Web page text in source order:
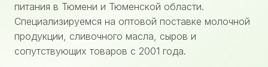
питания в Тюмени и Тюменской области.
Специализируемся на оптовой поставке молочной
продукции, сливочного масла, сыров и
сопутствующих товаров с 2001 года.